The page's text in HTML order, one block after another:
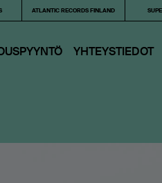
ATLANTIC RECORDS FINLAND
YHTEYSTIEDOT